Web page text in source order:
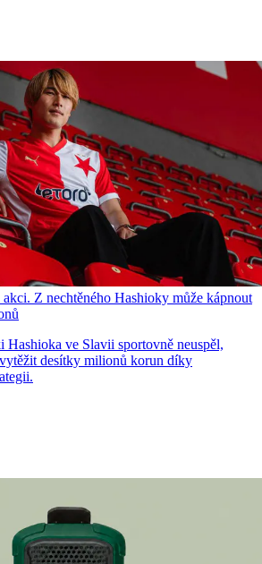
Z nechtěného Hashioky může kápnout
Hashioka ve Slavii sportovně neuspěl,
desítky milionů korun díky